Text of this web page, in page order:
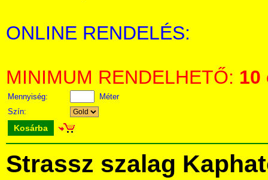
ONLINE RENDELÉS:
MINIMUM RENDELHETŐ: 10
Mennyiség:
Méter
Szín:
Kosárba
Strassz szalag